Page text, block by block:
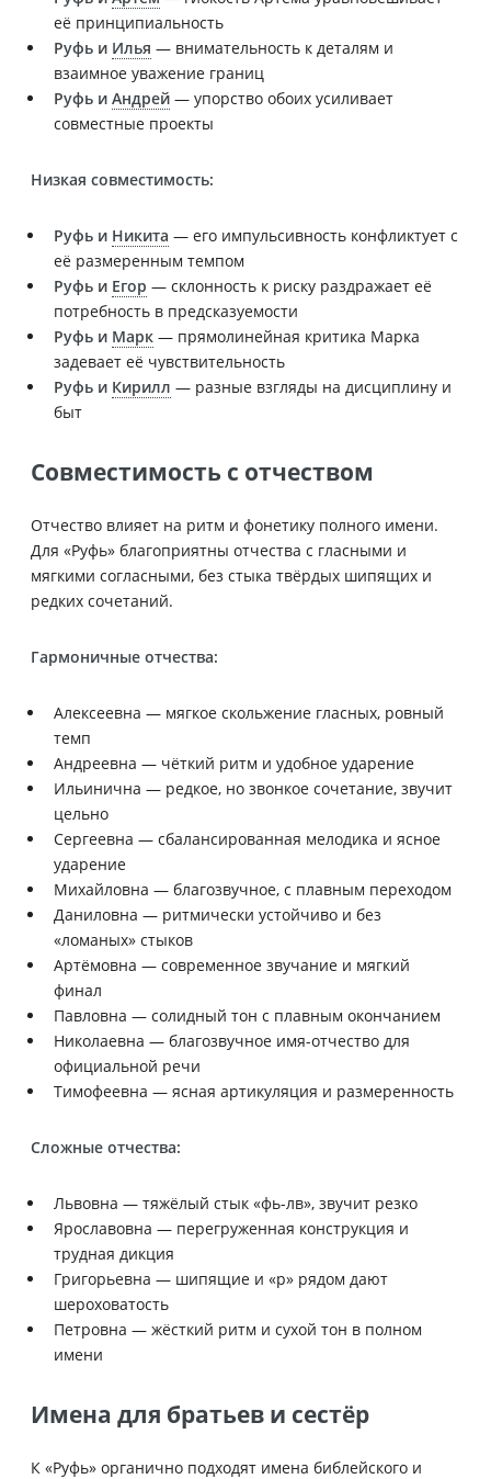
её принципиальность
Руфь и Илья — внимательность к деталям и
взаимное уважение границ
Руфь и Андрей — упорство обоих усиливает
совместные проекты
Низкая совместимость:
Руфь и Никита — его импульсивность конфликтует с
её размеренным темпом
Руфь и Егор — склонность к риску раздражает её
потребность в предсказуемости
Руфь и Марк — прямолинейная критика Марка
задевает её чувствительность
Руфь и Кирилл — разные взгляды на дисциплину и
быт
Совместимость с отчеством
Отчество влияет на ритм и фонетику полного имени.
Для «Руфь» благоприятны отчества с гласными и
мягкими согласными, без стыка твёрдых шипящих и
редких сочетаний.
Гармоничные отчества:
Алексеевна — мягкое скольжение гласных, ровный
темп
Андреевна — чёткий ритм и удобное ударение
Ильинична — редкое, но звонкое сочетание, звучит
цельно
Сергеевна — сбалансированная мелодика и ясное
ударение
Михайловна — благозвучное, с плавным переходом
Даниловна — ритмически устойчиво и без
«ломаных» стыков
Артёмовна — современное звучание и мягкий
финал
Павловна — солидный тон с плавным окончанием
Николаевна — благозвучное имя-отчество для
официальной речи
Тимофеевна — ясная артикуляция и размеренность
Сложные отчества:
Львовна — тяжёлый стык «фь-лв», звучит резко
Ярославовна — перегруженная конструкция и
трудная дикция
Григорьевна — шипящие и «р» рядом дают
шероховатость
Петровна — жёсткий ритм и сухой тон в полном
имени
Имена для братьев и сестёр
К «Руфь» органично подходят имена библейского и